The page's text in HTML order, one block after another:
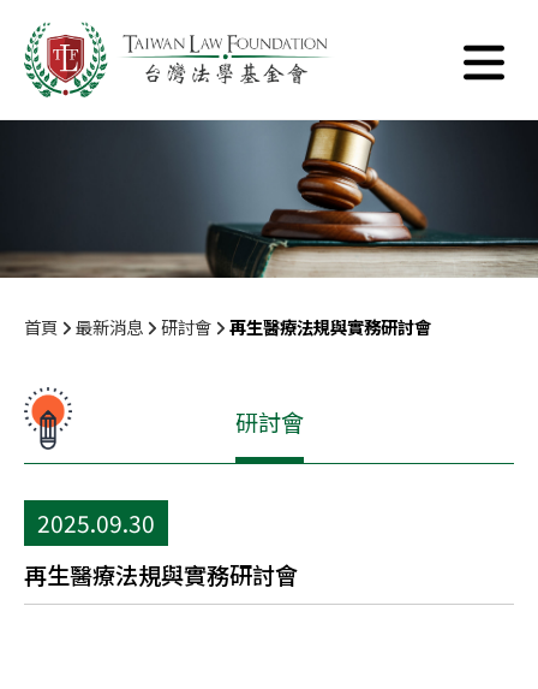
首頁 最新消息 研討會 再生醫療法規與實務研討會
研討會
2025.09.30
再生醫療法規與實務研討會